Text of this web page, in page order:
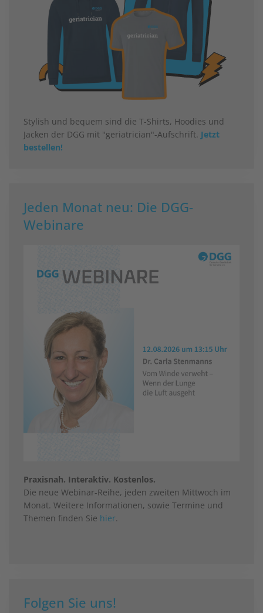
Stylish und bequem sind die T-Shirts, Hoodies und
Jacken der DGG mit "geriatrician"-Aufschrift. Jetzt
bestellen!
Jeden Monat neu: Die DGG-
Webinare
Praxisnah. Interaktiv. Kostenlos.
Die neue Webinar-Reihe, jeden zweiten Mittwoch im
Monat. Weitere Informationen, sowie Termine und
Themen finden Sie hier.
Folgen Sie uns!